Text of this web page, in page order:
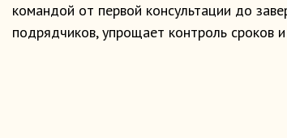
командой от первой консультации до
подрядчиков, упрощает контроль сроков